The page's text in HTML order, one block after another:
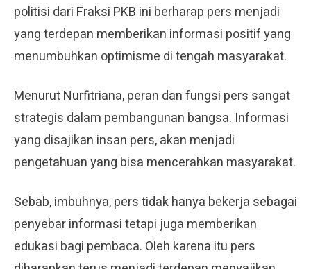
politisi dari Fraksi PKB ini berharap pers menjadi
yang terdepan memberikan informasi positif yang
menumbuhkan optimisme di tengah masyarakat.
Menurut Nurfitriana, peran dan fungsi pers sangat
strategis dalam pembangunan bangsa. Informasi
yang disajikan insan pers, akan menjadi
pengetahuan yang bisa mencerahkan masyarakat.
Sebab, imbuhnya, pers tidak hanya bekerja sebagai
penyebar informasi tetapi juga memberikan
edukasi bagi pembaca. Oleh karena itu pers